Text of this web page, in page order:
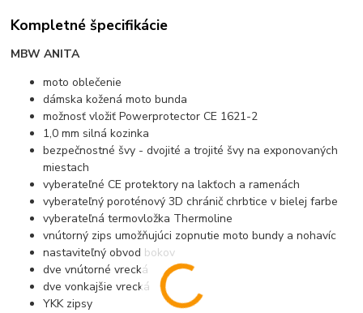
Kompletné špecifikácie
MBW ANITA
moto oblečenie
dámska kožená moto bunda
možnosť vložiť Powerprotector CE 1621-2
1,0 mm silná kozinka
bezpečnostné švy - dvojité a trojité švy na exponovaných
miestach
vyberateľné CE protektory na lakťoch a ramenách
vyberateľný poroténový 3D chránič chrbtice v bielej farbe
vyberateľná termovložka Thermoline
vnútorný zips umožňujúci zopnutie moto bundy a nohavíc
nastaviteľný obvod bokov
dve vnútorné vrecká
dve vonkajšie vrecká
YKK zipsy